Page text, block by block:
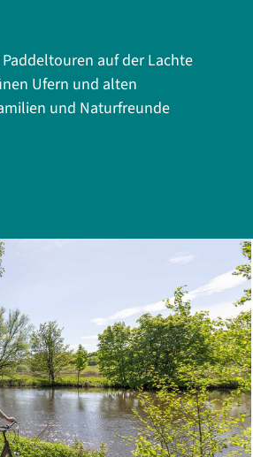
auf der Lachte
Ufern und alten
und Naturfreunde